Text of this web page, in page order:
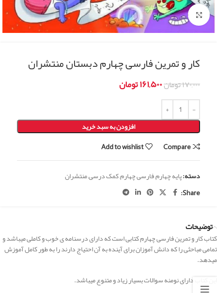
Click to enlarge
کار و تمرین فارسی چهارم دبستان منتشران
۱۷۰,۰۰۰تومان۱۶۱,۵۰۰تومان
افزودن به سبد خرید
Compare
Add to wishlist
دسته:پایه چهارم,فارسی چهارم,کمک درسی,منتشران
Share:
توضیحات
کتاب کار و تمرین فارسی چهارم کتابی است که دارای درسنامه ی خوب و کاملی میباشد و
تمامی مباحثی را که دانش آموزان برای آینده به آن احتیاج دارند را به طور کامل آموزش
میدهد.
این کتاب دارای نومنه سوالات بسیار زیاد و متنوع میباشد.